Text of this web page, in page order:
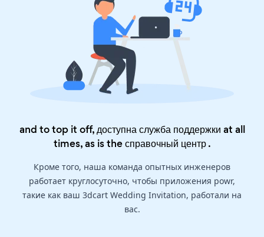
and to top it off, доступна служба поддержки at all
times, as is theсправочный центр.
Кроме того, наша команда опытных инженеров
работает круглосуточно, чтобы приложения powr,
такие как ваш 3dcart Wedding Invitation, работали на
вас.